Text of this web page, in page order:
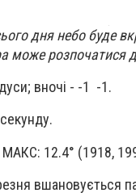
дня небо буде
може розпочатися
вночі - -1 -1.
МАКС: 12.4° (1918,
вшановується